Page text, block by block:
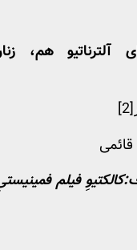
آلترناتیو هم،
[2]
‌کالکتیوِ فیلم